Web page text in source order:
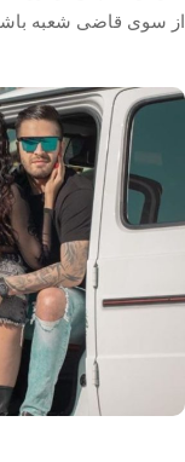
از سوی قاضی شعبه